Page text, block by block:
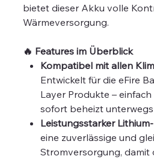
bietet dieser Akku volle
Wärmeversorgung.
🔥 Features im Überblick
Kompatibel mit allen
Entwickelt für die eFire
Layer Produkte –
sofort beheizt unterwegs
Leistungsstarker
eine zuverlässige und
Stromversorgung, damit